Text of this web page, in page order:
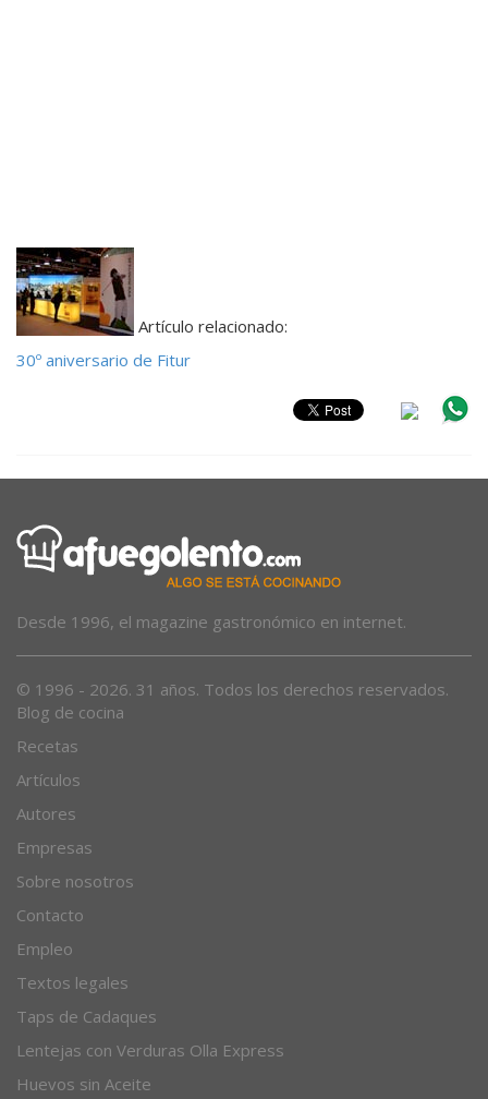
Artículo relacionado:
30º aniversario de Fitur
Desde 1996, el magazine gastronómico en internet.
© 1996 - 2026. 31 años. Todos los derechos reservados.
Blog de cocina
Recetas
Artículos
Autores
Empresas
Sobre nosotros
Contacto
Empleo
Textos legales
Taps de Cadaques
Lentejas con Verduras Olla Express
Huevos sin Aceite